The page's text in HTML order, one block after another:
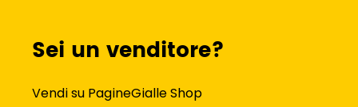
Sei un venditore?
Vendi su PagineGialle Shop